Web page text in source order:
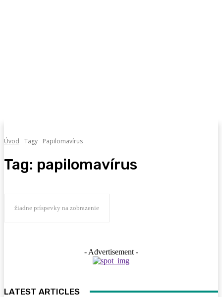
Úvod Tagy Papilomavírus
Tag: papilomavírus
žiadne príspevky na zobrazenie
- Advertisement -
LATEST ARTICLES